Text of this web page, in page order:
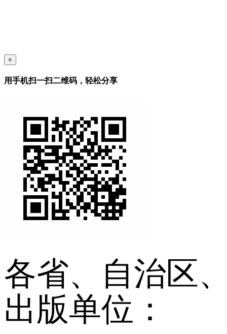
×
用手机扫一扫二维码，轻松分享
各省、自治区
出版单位：